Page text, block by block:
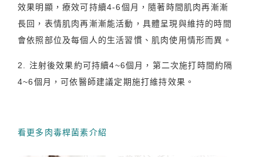
效果明顯，療效可持續4-6個月，隨著時間肌肉再漸漸
長回，表情肌肉再漸漸能活動，具體呈現與維持的時間
會依照部位及每個人的生活習慣、肌肉使用情形而異。
2. 注射後效果約可持續4~6個月，第二次施打時間約隔
4~6個月，可依醫師建議定期施打維持效果。
看更多肉毒桿菌素介紹